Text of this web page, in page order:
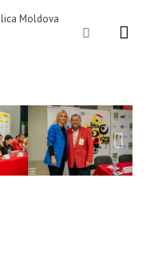
Moldova
Search